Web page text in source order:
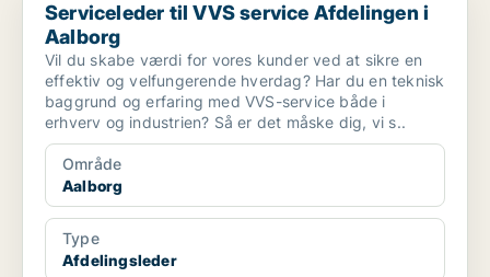
Serviceleder til VVS service Afdelingen i
Aalborg
Vil du skabe værdi for vores kunder ved at sikre en
effektiv og velfungerende hverdag? Har du en teknisk
baggrund og erfaring med VVS-service både i
erhverv og industrien? Så er det måske dig, vi s..
Område
Aalborg
Type
Afdelingsleder